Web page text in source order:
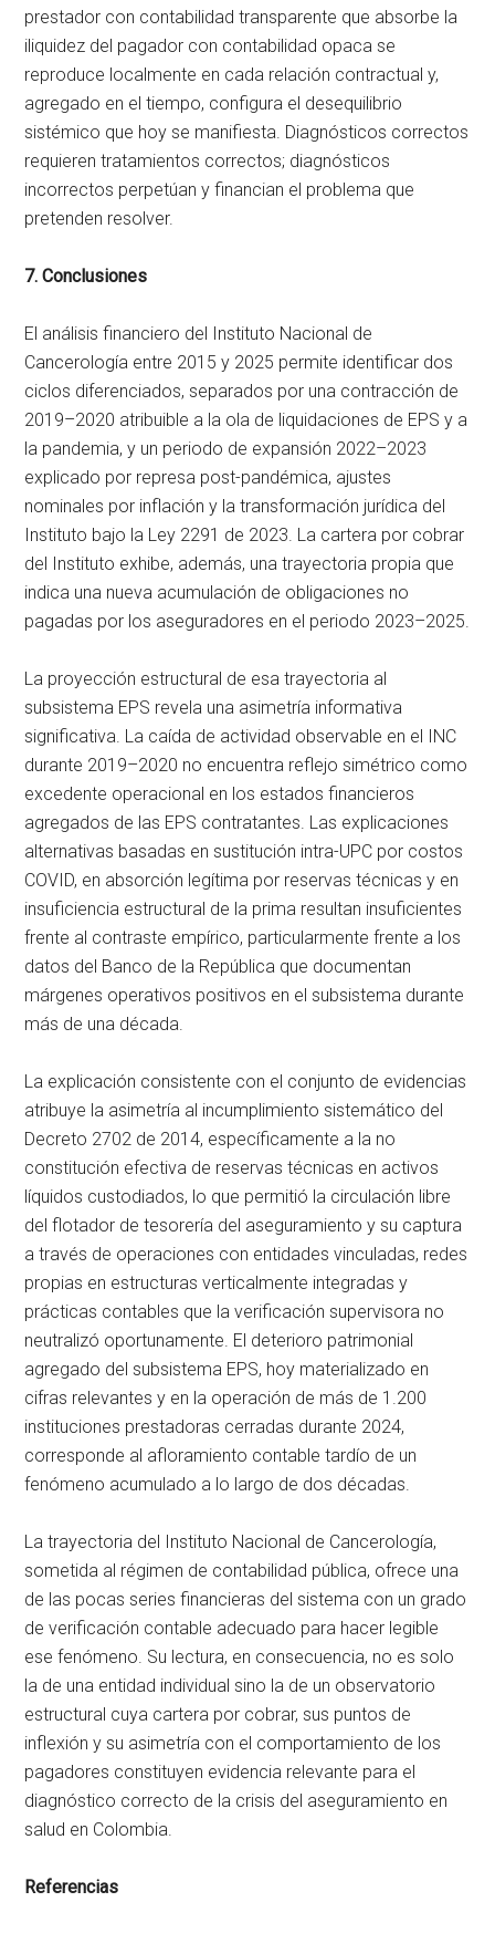
prestador con contabilidad transparente que absorbe la
iliquidez del pagador con contabilidad opaca se
reproduce localmente en cada relación contractual y,
agregado en el tiempo, configura el desequilibrio
sistémico que hoy se manifiesta. Diagnósticos correctos
requieren tratamientos correctos; diagnósticos
incorrectos perpetúan y financian el problema que
pretenden resolver.
7. Conclusiones
El análisis financiero del Instituto Nacional de
Cancerología entre 2015 y 2025 permite identificar dos
ciclos diferenciados, separados por una contracción de
2019–2020 atribuible a la ola de liquidaciones de EPS y a
la pandemia, y un periodo de expansión 2022–2023
explicado por represa post-pandémica, ajustes
nominales por inflación y la transformación jurídica del
Instituto bajo la Ley 2291 de 2023. La cartera por cobrar
del Instituto exhibe, además, una trayectoria propia que
indica una nueva acumulación de obligaciones no
pagadas por los aseguradores en el periodo 2023–2025.
La proyección estructural de esa trayectoria al
subsistema EPS revela una asimetría informativa
significativa. La caída de actividad observable en el INC
durante 2019–2020 no encuentra reflejo simétrico como
excedente operacional en los estados financieros
agregados de las EPS contratantes. Las explicaciones
alternativas basadas en sustitución intra-UPC por costos
COVID, en absorción legítima por reservas técnicas y en
insuficiencia estructural de la prima resultan insuficientes
frente al contraste empírico, particularmente frente a los
datos del Banco de la República que documentan
márgenes operativos positivos en el subsistema durante
más de una década.
La explicación consistente con el conjunto de evidencias
atribuye la asimetría al incumplimiento sistemático del
Decreto 2702 de 2014, específicamente a la no
constitución efectiva de reservas técnicas en activos
líquidos custodiados, lo que permitió la circulación libre
del flotador de tesorería del aseguramiento y su captura
a través de operaciones con entidades vinculadas, redes
propias en estructuras verticalmente integradas y
prácticas contables que la verificación supervisora no
neutralizó oportunamente. El deterioro patrimonial
agregado del subsistema EPS, hoy materializado en
cifras relevantes y en la operación de más de 1.200
instituciones prestadoras cerradas durante 2024,
corresponde al afloramiento contable tardío de un
fenómeno acumulado a lo largo de dos décadas.
La trayectoria del Instituto Nacional de Cancerología,
sometida al régimen de contabilidad pública, ofrece una
de las pocas series financieras del sistema con un grado
de verificación contable adecuado para hacer legible
ese fenómeno. Su lectura, en consecuencia, no es solo
la de una entidad individual sino la de un observatorio
estructural cuya cartera por cobrar, sus puntos de
inflexión y su asimetría con el comportamiento de los
pagadores constituyen evidencia relevante para el
diagnóstico correcto de la crisis del aseguramiento en
salud en Colombia.
Referencias